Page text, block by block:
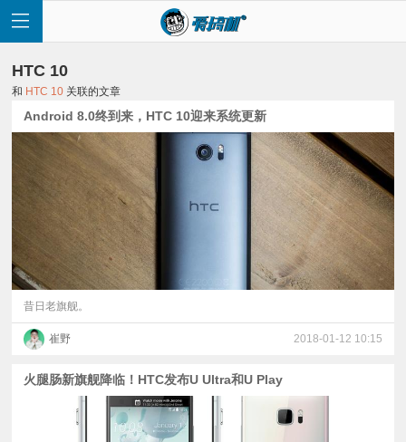
首
快
讯
评
测
HTC 10
和 HTC 10 关联的文章
Android 8.0终到来，HTC 10迎来系统更新
昔日老旗舰。
崔野 2018-01-12 10:15
火腿肠新旗舰降临！HTC发布U Ultra和U Play